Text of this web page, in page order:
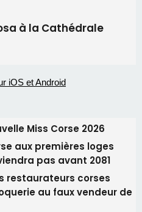
à la Cathédrale
Miss Corse 2026
aux premières loges
pas avant 2081
restaurateurs corses
au faux vendeur de